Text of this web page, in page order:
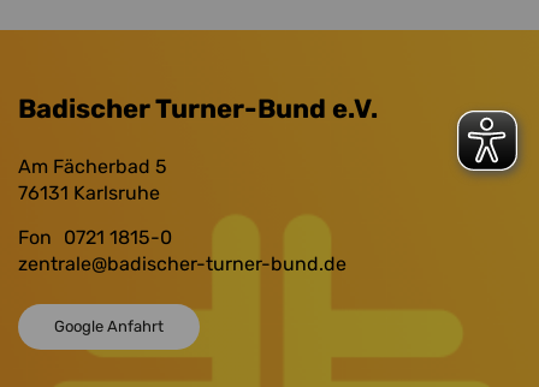
Badischer Turner-Bund e.V.
Am Fächerbad 5
76131 Karlsruhe
Fon
0721 1815-0
zentrale@badischer-turner-bund.de
Google Anfahrt